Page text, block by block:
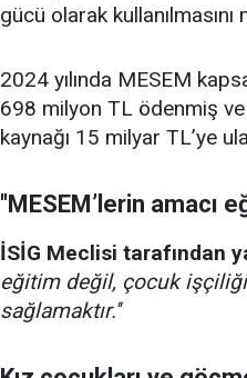
gücü olarak kullanılmasını
2024 yılında MESEM
698 milyon TL ödenmiş ve
kaynağı 15 milyar TL’ye
''MESEM’lerin amacı
İSİG Meclisi tarafından
eğitim değil, çocuk
sağlamaktır.''